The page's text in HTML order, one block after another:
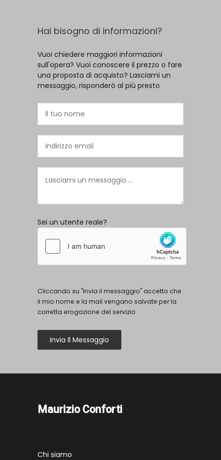
Hai bisogno di informazioni?
Vuoi chiedere maggiori informazioni
sull'opera? Vuoi conoscere il prezzo o fare
una proposta di acquisto? Lasciami un
messaggio, risponderò al più presto
Sei un utente reale?
Cliccando su "Invia il messaggio" accetto che
il mio nome e la mail vengano salvate per la
corretta erogazione del servizio
Invia Il Messaggio
Maurizio Conforti
Chi siamo